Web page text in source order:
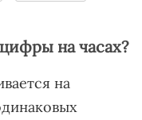
на часах?
на